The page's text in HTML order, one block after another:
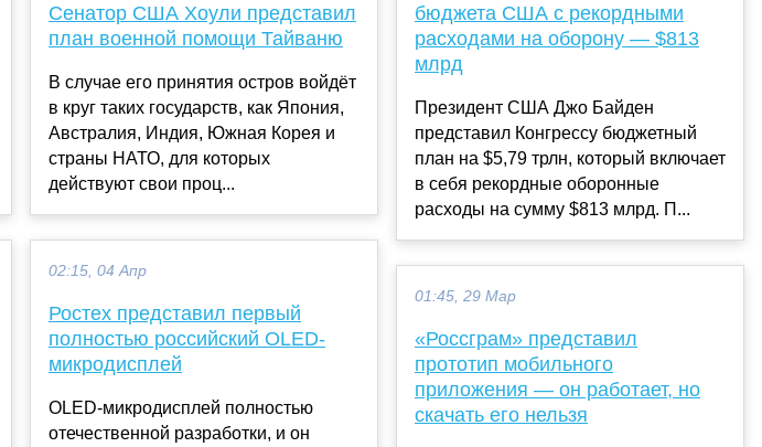
Сенатор США Хоули представил
план военной помощи Тайваню
В случае его принятия остров войдёт
в круг таких государств, как Япония,
Австралия, Индия, Южная Корея и
страны НАТО, для которых
действуют свои проц...
02:15, 04 Апр
Ростех представил первый
полностью российский OLED-
микродисплей
OLED-микродисплей полностью
отечественной разработки, и он
бюджета США с рекордными
расходами на оборону — $813
млрд
Президент США Джо Байден
представил Конгрессу бюджетный
план на $5,79 трлн, который включает
в себя рекордные оборонные
расходы на сумму $813 млрд. П...
01:45, 29 Мар
«Россграм» представил
прототип мобильного
приложения — он работает, но
скачать его нельзя